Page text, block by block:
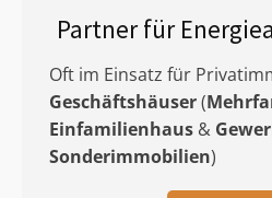
Partner für
Oft im Einsatz für
Geschäftshäuser(
Einfamilienhaus &
Sonderimmobilien)